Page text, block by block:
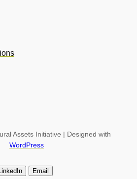
Assets Initiative | Designed with
WordPress
Email